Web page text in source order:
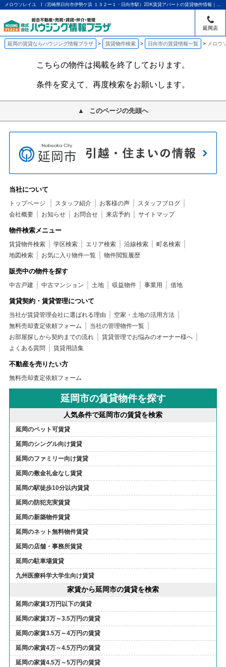
メロウソレイユ Ⅰ（宮崎県日向市伊勢ケ浜 １３２ー１・日向市駅）2DK賃貸アパートの賃貸物件情報｜アパマンショップ延岡店｜ハウジング情報プラザ
延岡店
延岡の賃貸ならハウジング情報プラザ 賃貸物件検索 日向市の賃貸情報一覧 メロウ
こちらの物件は掲載を終了しております。
条件を変えて、再度検索をお願いします。
このページの先頭へ
当社について
トップページ スタッフ紹介 お客様の声
スタッフブログ
会社概要
お知らせ お問合せ 来店予約 サイトマップ
物件検索メニュー
賃貸物件検索 学区検索 エリア検索 沿線検索
町名検索
地図検索
お気に入り物件一覧 物件閲覧履歴
販売中の物件を探す
中古戸建 中古マンション 土地 収益物件 事業用 借地
賃貸契約・賃貸管理について
当社が賃貸管理会社に選ばれる理由
空家・土地の活用方法
無料売却査定依頼フォーム
当社の管理物件一覧
お部屋探しから契約までの流れ
賃貸管理でお悩みのオーナー様へ
よくある質問
賃貸用語集
不動産を売りたい方
無料売却査定依頼フォーム
延岡市の賃貸物件を探す
人気条件で延岡市の賃貸を検索
延岡のペット可賃貸
延岡のシングル向け賃貸
延岡のファミリー向け賃貸
延岡の敷金礼金なし賃貸
延岡の駅徒歩10分以内賃貸
延岡の防犯充実賃貸
延岡の新築物件賃貸
延岡のネット無料物件賃貸
延岡の店舗・事務所賃貸
延岡の駐車場賃貸
九州医療科学大学生向け賃貸
家賃から延岡市の賃貸を検索
延岡の家賃3万円以下の賃貸
延岡の家賃3万～3.5万円の賃貸
延岡の家賃3.5万～4万円の賃貸
延岡の家賃4万～4.5万円の賃貸
延岡の家賃4.5万～5万円の賃貸